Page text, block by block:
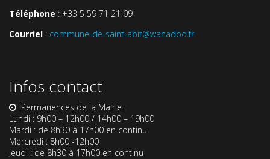
Téléphone : +33 5 59 71 21 09
Courriel : commune-de-saint-abit@wanadoo.fr
Infos contact
Permanences de la Mairie :
Lundi : 9h00 – 12h00 / 14h00 – 19h00
Mardi : de 8h30 à 17h00 en continu
Mercredi : 8h00 -12h00
Jeudi : de 8h30 à 17h00 en continu